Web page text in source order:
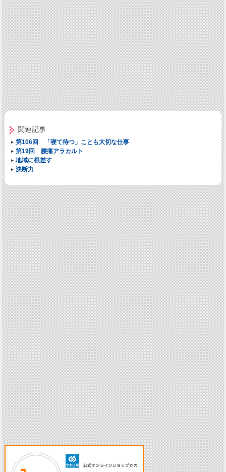
関連記事
第106回 「寝て待つ」ことも大切な仕事
第19回 腰痛アラカルト
地域に根差す
決断力